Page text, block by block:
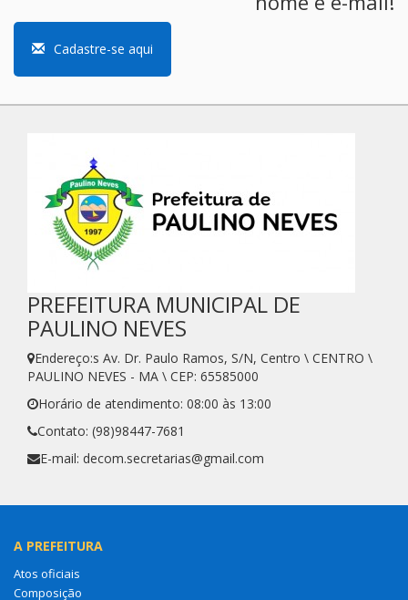
Cadastre-se aqui
PREFEITURA MUNICIPAL DE
PAULINO NEVES
Endereço:s Av. Dr. Paulo Ramos, S/N, Centro \ CENTRO \
PAULINO NEVES - MA \ CEP: 65585000
Horário de atendimento: 08:00 às 13:00
Contato: (98)98447-7681
E-mail: decom.secretarias@gmail.com
A PREFEITURA
Atos oficiais
Composição